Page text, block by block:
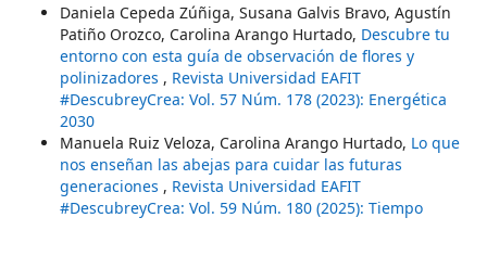
Daniela Cepeda Zúñiga, Susana Galvis Bravo, Agustín
Patiño Orozco, Carolina Arango Hurtado, Descubre tu
entorno con esta guía de observación de flores y
polinizadores , Revista Universidad EAFIT
#DescubreyCrea: Vol. 57 Núm. 178 (2023): Energética
2030
Manuela Ruiz Veloza, Carolina Arango Hurtado, Lo que
nos enseñan las abejas para cuidar las futuras
generaciones , Revista Universidad EAFIT
#DescubreyCrea: Vol. 59 Núm. 180 (2025): Tiempo